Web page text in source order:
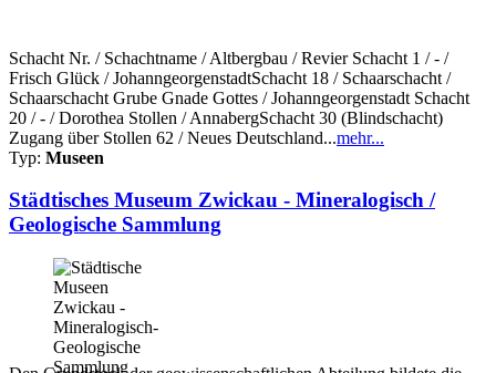
Schacht Nr. / Schachtname / Altbergbau / Revier Schacht 1 / - /
Frisch Glück / JohanngeorgenstadtSchacht 18 / Schaarschacht /
Schaarschacht Grube Gnade Gottes / Johanngeorgenstadt Schacht
20 / - / Dorothea Stollen / AnnabergSchacht 30 (Blindschacht)
Zugang über Stollen 62 / Neues Deutschland...mehr...
Typ: Museen
Städtisches Museum Zwickau - Mineralogisch /
Geologische Sammlung